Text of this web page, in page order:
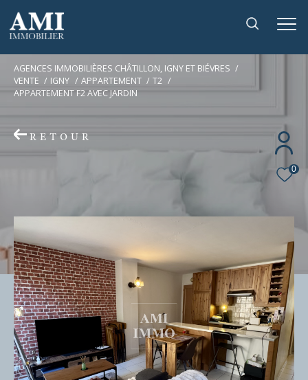
0
AGENCES IMMOBILIÈRES CHÂTILLON, IGNY ET BIÉVRES
VENTE
IGNY APPARTEMENT
T2
APPARTEMENT F2 AVEC JARDIN
RETOUR